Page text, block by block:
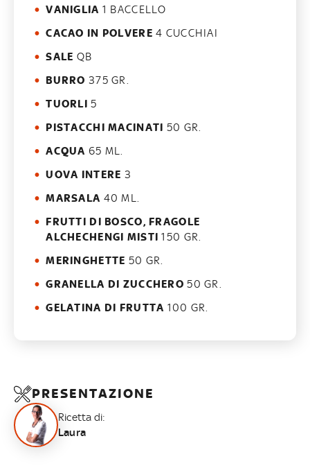
VANIGLIA 1 BACCELLO
CACAO IN POLVERE 4 CUCCHIAI
SALE QB
BURRO 375 GR.
TUORLI 5
PISTACCHI MACINATI 50 GR.
ACQUA 65 ML.
UOVA INTERE 3
MARSALA 40 ML.
FRUTTI DI BOSCO, FRAGOLE
ALCHECHENGI MISTI 150 GR.
MERINGHETTE 50 GR.
GRANELLA DI ZUCCHERO 50 GR.
GELATINA DI FRUTTA 100 GR.
PRESENTAZIONE
Ricetta di:
Laura